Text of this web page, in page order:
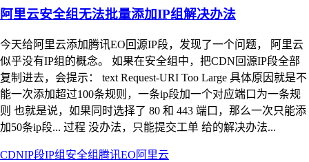
阿里云安全组无法批量添加IP组解决办法
今天给阿里云添加腾讯EO回源IP段，发现了一个问题， 阿里云
似乎没有IP组的概念。 如果在安全组中，把CDN回源IP段全部
复制进去，会提示： text Request-URI Too Large 具体原因就是不
能一次添加超过100条规则，一条ip段加一个对应端口为一条规
则 也就是说，如果同时选择了 80 和 443 端口，那么一次只能添
加50条ip段... 过程 没办法，只能提交工单 给的解决办法...
CDNIP段IP组 安全组 腾讯EO 阿里云